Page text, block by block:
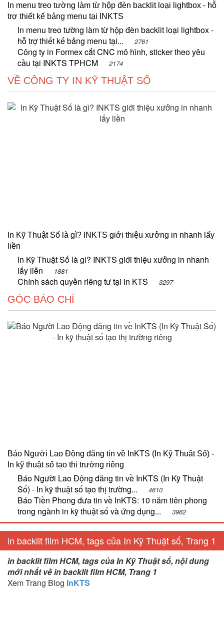
In menu treo tường làm từ hộp đèn backlit loại lightbox - hỗ
trợ thiết kế bảng menu tại INKTS
In menu treo tường làm từ hộp đèn backlit loại lightbox -
hỗ trợ thiết kế bảng menu tại...
2761
Công ty in Formex cắt CNC mô hình, sticker theo yêu
cầu tại INKTS TPHCM
2174
VỀ CÔNG TY IN KỸ THUẬT SỐ
In Kỹ Thuật Số là gì? INKTS giới thiệu xưởng in nhanh lấy
liền
In Kỹ Thuật Số là gì? INKTS giới thiệu xưởng in nhanh
lấy liền
1881
Chính sách quyền riêng tư tại In KTS 3297
GÓC BÁO CHÍ
Báo Người Lao Động đăng tin về InKTS (In Kỹ Thuật Số) -
In kỹ thuật số tạo thị trường riêng
Báo Người Lao Động đăng tin về InKTS (In Kỹ Thuật
Số) - In kỹ thuật số tạo thị trường...
4610
Báo Tiền Phong đưa tin về InKTS: 10 năm tiên phong
trong ngành in kỹ thuật số và ứng dụng...
3962
in backlit film HCM, tags của In Kỹ Thuật số, Trang 1
in backlit film HCM, tags của In Kỹ Thuật số, nội dung
mới nhất về in backlit film HCM, Trang 1
Xem Trang Blog InKTS